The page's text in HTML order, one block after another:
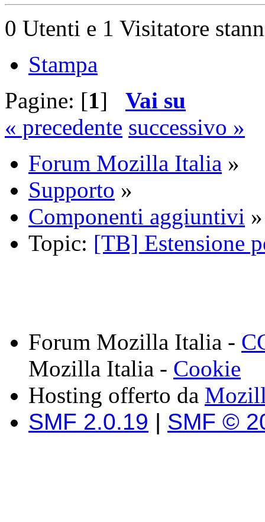
0 Utenti e 1 Visitatore
Stampa
Pagine: [1] Vai su
« precedente successivo »
Forum Mozilla Italia »
Supporto »
Componenti aggiuntivi »
Topic: [TB] Estensione
Forum Mozilla Italia -
Mozilla Italia - Cookie
Hosting offerto da
SMF 2.0.19 | SMF ©